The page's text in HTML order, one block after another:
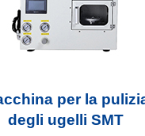
per la
degli ugelli SMT